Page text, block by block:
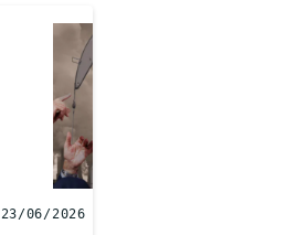
23/06/2026